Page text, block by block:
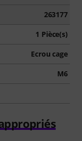
263177
1 Pièce(s)
Ecrou cage
M6